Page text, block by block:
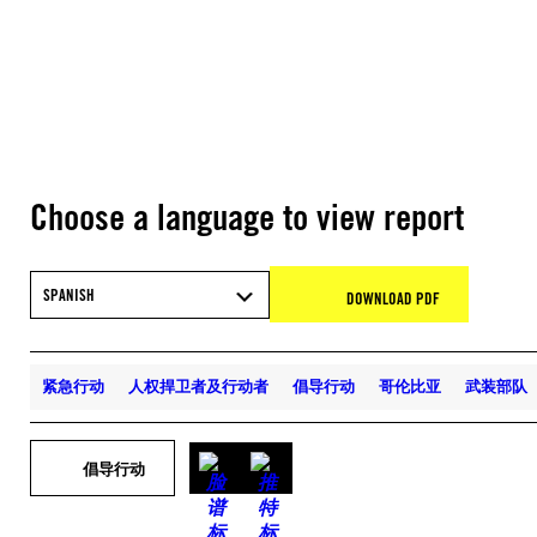
Choose a language to view report
SPANISH DOWNLOAD PDF
紧急行动 人权捍卫者及行动者 倡导行动 哥伦比亚 武装部队
倡导行动